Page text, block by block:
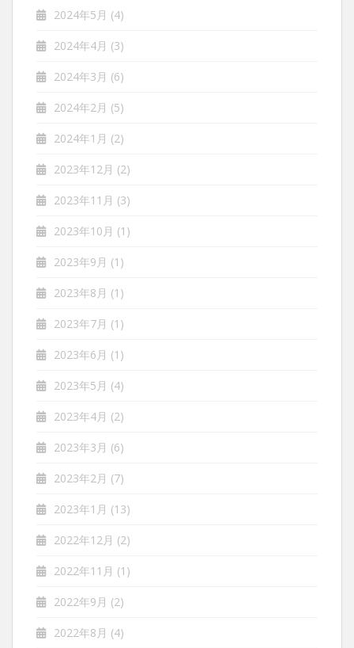
2024年5月 (4)
2024年4月 (3)
2024年3月 (6)
2024年2月 (5)
2024年1月 (2)
2023年12月 (2)
2023年11月 (3)
2023年10月 (1)
2023年9月 (1)
2023年8月 (1)
2023年7月 (1)
2023年6月 (1)
2023年5月 (4)
2023年4月 (2)
2023年3月 (6)
2023年2月 (7)
2023年1月 (13)
2022年12月 (2)
2022年11月 (1)
2022年9月 (2)
2022年8月 (4)